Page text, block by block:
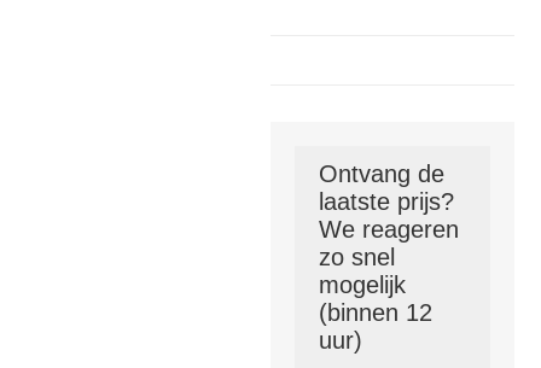
Ontvang de
laatste prijs?
We reageren
zo snel
mogelijk
(binnen 12
uur)